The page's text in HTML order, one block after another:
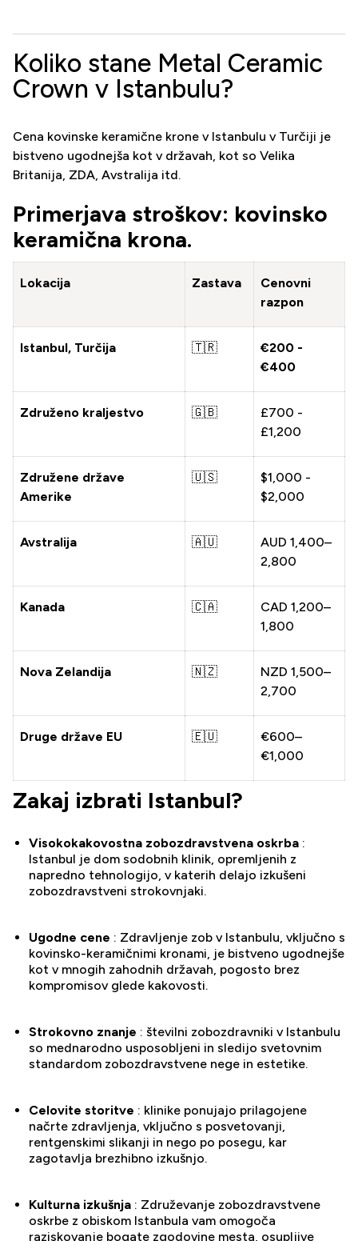
Koliko stane Metal Ceramic
Crown v Istanbulu?
Cena kovinske keramične krone v Istanbulu v Turčiji je
bistveno ugodnejša kot v državah, kot so Velika
Britanija, ZDA, Avstralija itd.
Primerjava stroškov: kovinsko
keramična krona.
Lokacija Zastava
Cenovni
razpon
Istanbul, Turčija 🇹🇷
€200 -
€400
Združeno kraljestvo 🇬🇧
£700 -
£1,200
Združene države
Amerike
🇺🇸
$1,000 -
$2,000
Avstralija 🇦🇺
AUD 1,400–
2,800
Kanada 🇨🇦
CAD 1,200–
1,800
Nova Zelandija 🇳🇿
NZD 1,500–
2,700
Druge države EU 🇪🇺
€600–
€1,000
Zakaj izbrati Istanbul?
Visokokakovostna zobozdravstvena oskrba :
Istanbul je dom sodobnih klinik, opremljenih z
napredno tehnologijo, v katerih delajo izkušeni
zobozdravstveni strokovnjaki.
Ugodne cene : Zdravljenje zob v Istanbulu, vključno s
kovinsko-keramičnimi kronami, je bistveno ugodnejše
kot v mnogih zahodnih državah, pogosto brez
kompromisov glede kakovosti.
Strokovno znanje : številni zobozdravniki v Istanbulu
so mednarodno usposobljeni in sledijo svetovnim
standardom zobozdravstvene nege in estetike.
Celovite storitve : klinike ponujajo prilagojene
načrte zdravljenja, vključno s posvetovanji,
rentgenskimi slikanji in nego po posegu, kar
zagotavlja brezhibno izkušnjo.
Kulturna izkušnja : Združevanje zobozdravstvene
oskrbe z obiskom Istanbula vam omogoča
raziskovanje bogate zgodovine mesta, osupljive